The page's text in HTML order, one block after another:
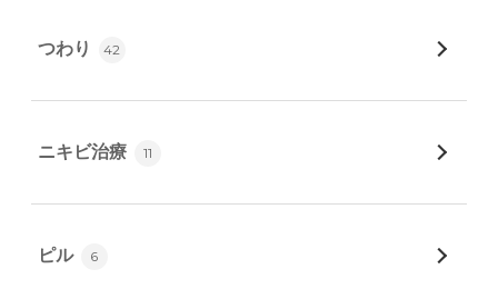
つわり 42
ニキビ治療 11
ピル 6